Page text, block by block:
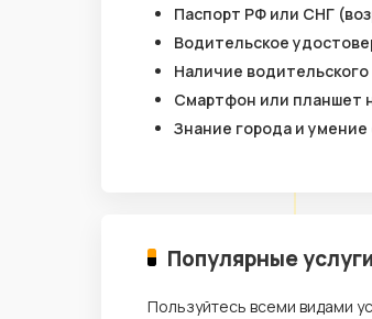
Паспорт РФ или СНГ
Водительское
Наличие
Смартфон или планшет
Знание города и
Популярные услуги
Пользуйтесь всеми видами